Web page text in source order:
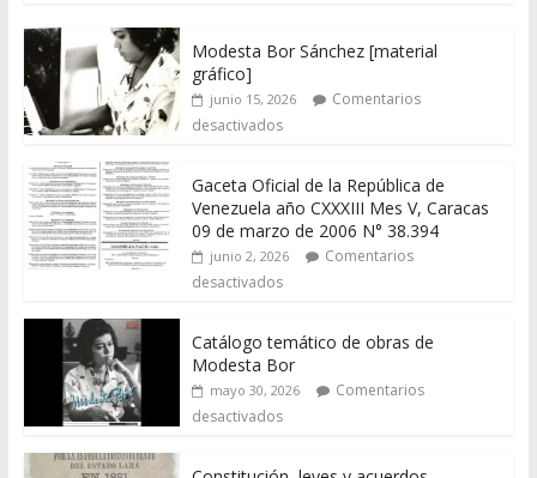
Modesta Bor Sánchez [material
gráfico]
junio 15, 2026
Comentarios
desactivados
Gaceta Oficial de la República de
Venezuela año CXXXIII Mes V, Caracas
09 de marzo de 2006 N° 38.394
junio 2, 2026
Comentarios
desactivados
Catálogo temático de obras de
Modesta Bor
mayo 30, 2026
Comentarios
desactivados